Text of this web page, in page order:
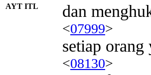
AYT ITL dan
<07999>
setiap
<08130>